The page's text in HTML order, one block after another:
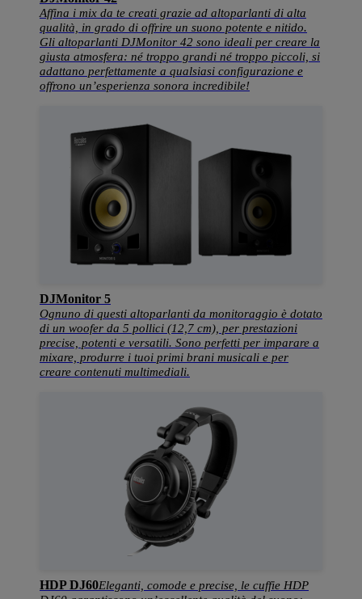
Affina i mix da te creati grazie ad altoparlanti di alta
qualità, in grado di offrire un suono potente e nitido.
Gli altoparlanti DJMonitor 42 sono ideali per creare la
giusta atmosfera: né troppo grandi né troppo piccoli, si
adattano perfettamente a qualsiasi configurazione e
offrono un’esperienza sonora incredibile!
DJMonitor 5
Ognuno di questi altoparlanti da monitoraggio è dotato
di un woofer da 5 pollici (12,7 cm), per prestazioni
precise, potenti e versatili. Sono perfetti per imparare a
mixare, produrre i tuoi primi brani musicali e per
creare contenuti multimediali.
HDP DJ60Eleganti, comode e precise, le cuffie HDP